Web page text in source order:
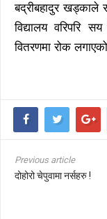
बद्रीबहादुर खड्काले
विद्यालय वरिपरि
वितरणमा रोक
Previous article
दोहोरो चेपुवामा नर्सहरु !